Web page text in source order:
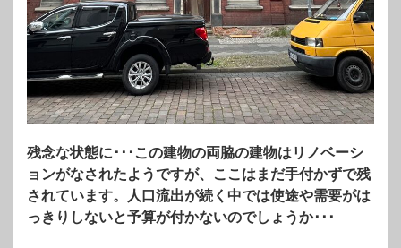
残念な状態に･･･この建物の両脇の建物はリノベーシ
ョンがなされたようですが、ここはまだ手付かずで残
されています。人口流出が続く中では使途や需要がは
っきりしないと予算が付かないのでしょうか･･･